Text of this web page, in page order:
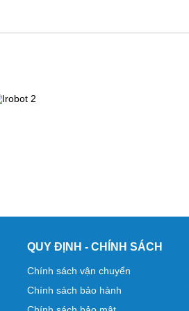
QUY ĐỊNH - CHÍNH SÁCH
Chính sách vận chuyển
Chính sách bảo hành